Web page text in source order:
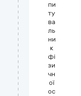
пи
ту
ва
ль
ни
к
фі
зи
чн
ої
ос